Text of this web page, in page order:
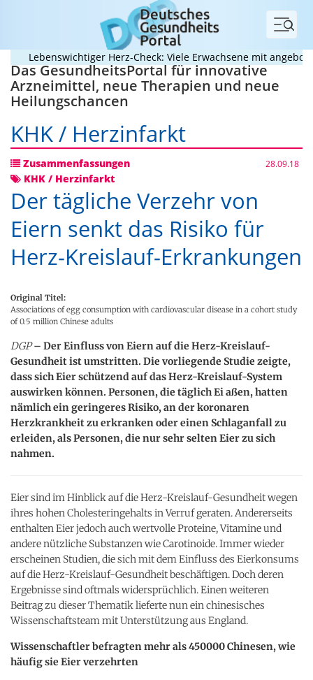
Menü
Lebenswichtiger Herz-Check: Viele Erwachsene mit
Das GesundheitsPortal für innovative
Arzneimittel, neue Therapien und neue
Heilungschancen
KHK / Herzinfarkt
Zusammenfassungen 28.09.18
KHK / Herzinfarkt
Der tägliche Verzehr von
Eiern senkt das Risiko für
Herz-Kreislauf-Erkrankungen
Original Titel:
Associations of egg consumption with cardiovascular disease in a cohort study
of 0.5 million Chinese adults
DGP– Der Einfluss von Eiern auf die Herz-Kreislauf-
Gesundheit ist umstritten. Die vorliegende Studie zeigte,
dass sich Eier schützend auf das Herz-Kreislauf-System
auswirken können. Personen, die täglich Ei aßen, hatten
nämlich ein geringeres Risiko, an der koronaren
Herzkrankheit zu erkranken oder einen Schlaganfall zu
erleiden, als Personen, die nur sehr selten Eier zu sich
nahmen.
Eier sind im Hinblick auf die Herz-Kreislauf-Gesundheit wegen
ihres hohen Cholesteringehalts in Verruf geraten. Andererseits
enthalten Eier jedoch auch wertvolle Proteine, Vitamine und
andere nützliche Substanzen wie Carotinoide. Immer wieder
erscheinen Studien, die sich mit dem Einfluss des Eierkonsums
auf die Herz-Kreislauf-Gesundheit beschäftigen. Doch deren
Ergebnisse sind oftmals widersprüchlich. Einen weiteren
Beitrag zu dieser Thematik lieferte nun ein chinesisches
Wissenschaftsteam mit Unterstützung aus England.
Wissenschaftler befragten mehr als 450000 Chinesen, wie
häufig sie Eier verzehrten